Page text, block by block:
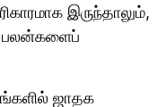
இருந்தாலும்,
பலன்களைப்
ஜாதக